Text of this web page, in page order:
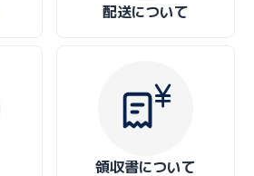
配送について
領収書について